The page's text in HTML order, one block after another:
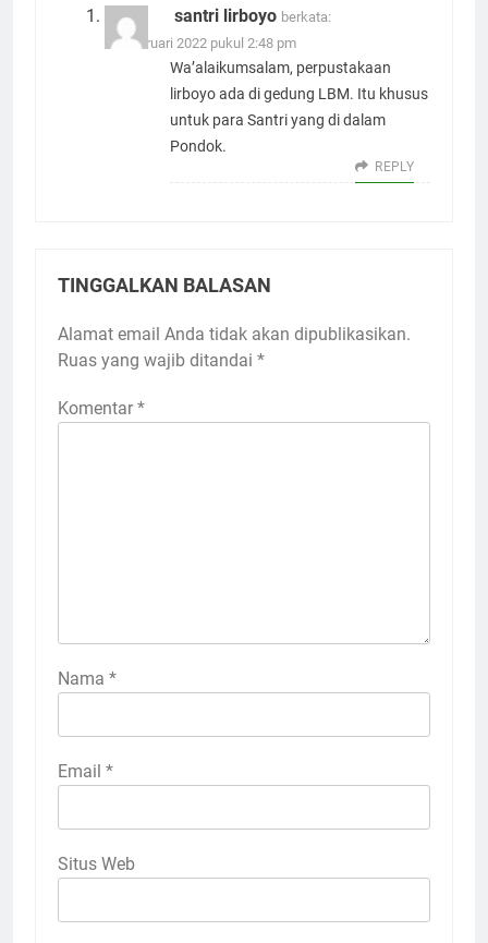
santri lirboyo berkata:
26 Februari 2022 pukul 2:48 pm
Wa’alaikumsalam, perpustakaan
lirboyo ada di gedung LBM. Itu khusus
untuk para Santri yang di dalam
Pondok.
REPLY
TINGGALKAN BALASAN
Alamat email Anda tidak akan dipublikasikan.
Ruas yang wajib ditandai *
Komentar *
Nama *
Email *
Situs Web